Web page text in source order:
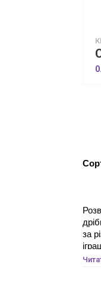
за